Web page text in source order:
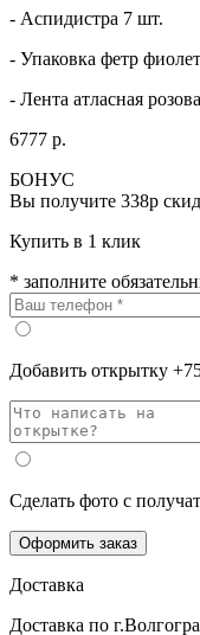
- Аспидистра 7 шт.
- Упаковка фетр
- Лента атласная
6777 р.
БОНУС
Вы получите 338р
Купить в 1 клик
* заполните
Добавить открытку
Сделать фото с
Оформить заказ
Доставка
Доставка по